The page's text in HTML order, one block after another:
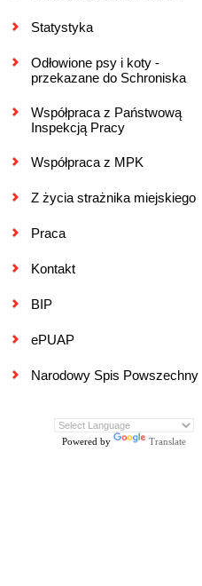
Statystyka
Odłowione psy i koty -
przekazane do Schroniska
Współpraca z Państwową
Inspekcją Pracy
Współpraca z MPK
Z życia strażnika miejskiego
Praca
Kontakt
BIP
ePUAP
Narodowy Spis Powszechny
Powered by Translate